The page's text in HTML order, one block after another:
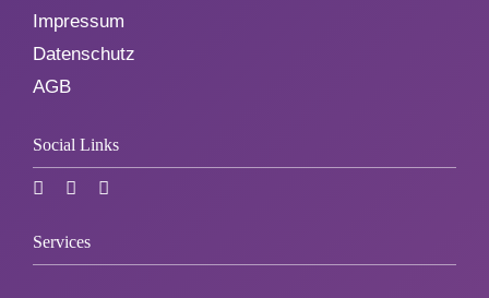
Impressum
Datenschutz
AGB
Social Links
Services